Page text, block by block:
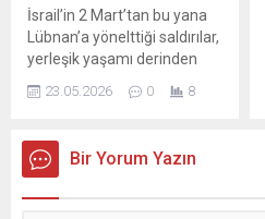
İsrail’in 2 Mart’tan bu yana
Lübnan’a yönelttiği saldırılar,
yerleşik yaşamı derinden
sarsarken can ve mal
kaybını arttırmaya devam
yıkım, her geçen gün daha
fazla sivili etkiliyor ve temel
23.05.2026 0 8
Bir Yorum Yazın